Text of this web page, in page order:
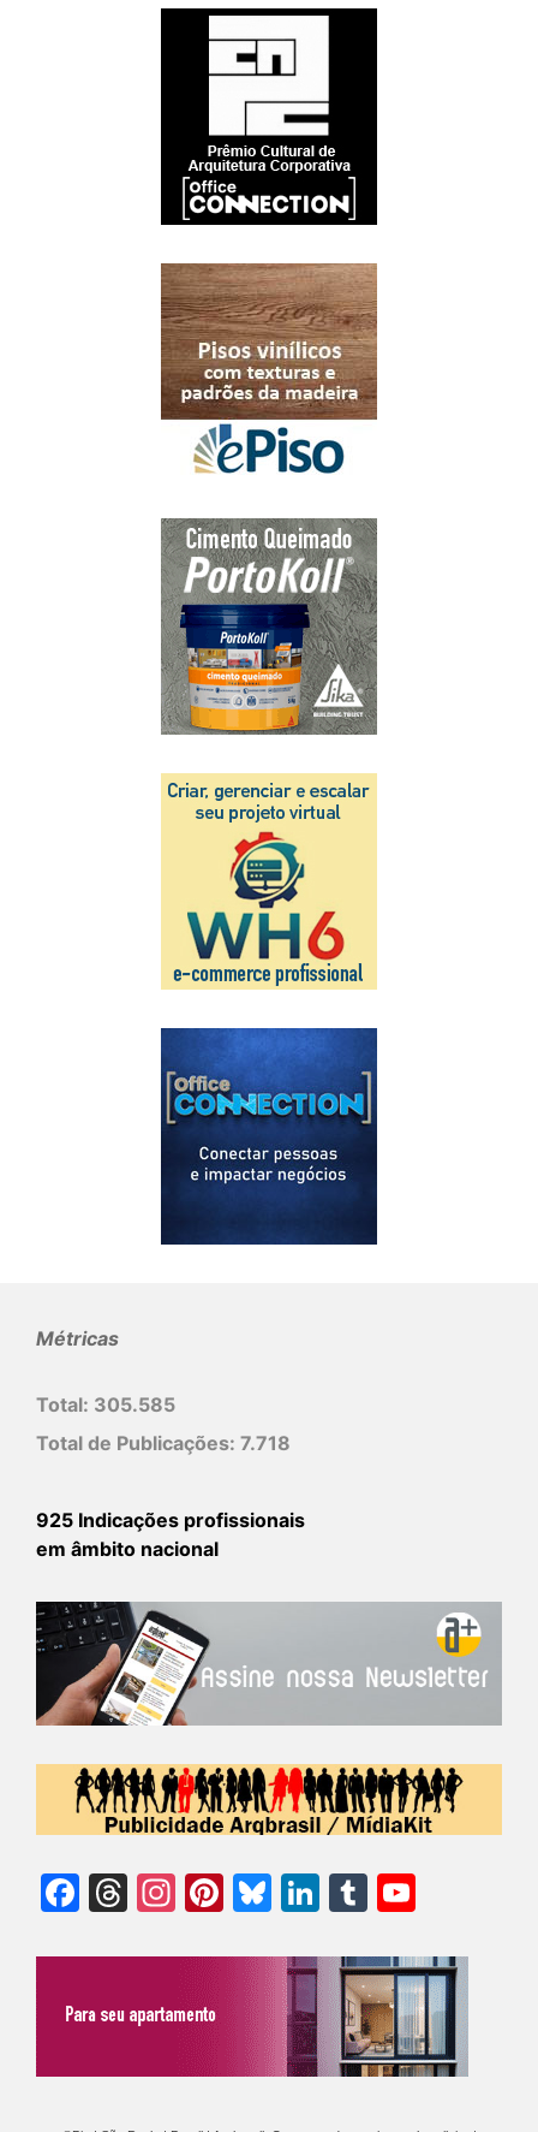
Métricas
Total: 305.585
Total de Publicações: 7.718
925 Indicações profissionais
em âmbito nacional
Facebook
Threads
Instagram
Pinterest
Bluesky
LinkedIn
Tumblr